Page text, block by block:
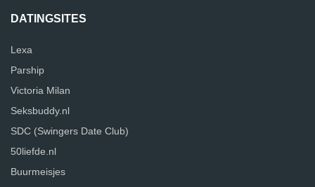
DATINGSITES
Lexa
Parship
Victoria Milan
Seksbuddy.nl
SDC (Swingers Date Club)
50liefde.nl
Buurmeisjes